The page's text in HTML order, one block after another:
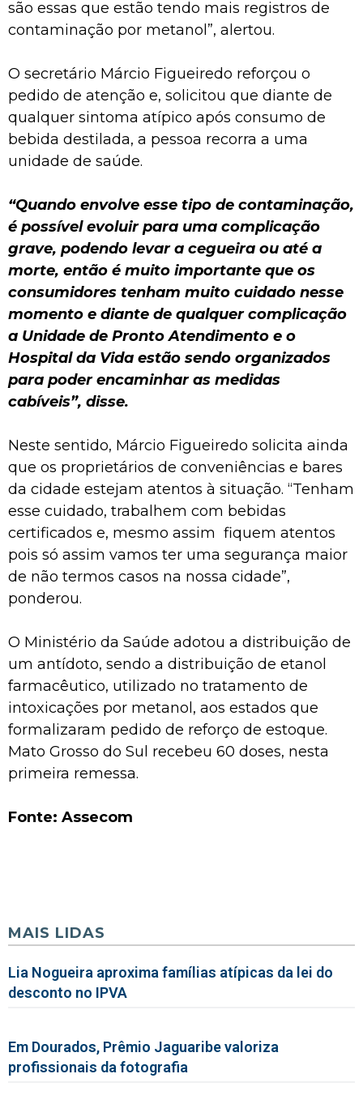
são essas que estão tendo mais registros de
contaminação por metanol”, alertou.
O secretário Márcio Figueiredo reforçou o
pedido de atenção e, solicitou que diante de
qualquer sintoma atípico após consumo de
bebida destilada, a pessoa recorra a uma
unidade de saúde.
“Quando envolve esse tipo de contaminação,
é possível evoluir para uma complicação
grave, podendo levar a cegueira ou até a
morte, então é muito importante que os
consumidores tenham muito cuidado nesse
momento e diante de qualquer complicação
a Unidade de Pronto Atendimento e o
Hospital da Vida estão sendo organizados
para poder encaminhar as medidas
cabíveis”, disse.
Neste sentido, Márcio Figueiredo solicita ainda
que os proprietários de conveniências e bares
da cidade estejam atentos à situação. “Tenham
esse cuidado, trabalhem com bebidas
certificados e, mesmo assim fiquem atentos
pois só assim vamos ter uma segurança maior
de não termos casos na nossa cidade”,
ponderou.
O Ministério da Saúde adotou a distribuição de
um antídoto, sendo a distribuição de etanol
farmacêutico, utilizado no tratamento de
intoxicações por metanol, aos estados que
formalizaram pedido de reforço de estoque.
Mato Grosso do Sul recebeu 60 doses, nesta
primeira remessa.
Fonte: Assecom
MAIS LIDAS
Lia Nogueira aproxima famílias atípicas da lei do
desconto no IPVA
Em Dourados, Prêmio Jaguaribe valoriza
profissionais da fotografia